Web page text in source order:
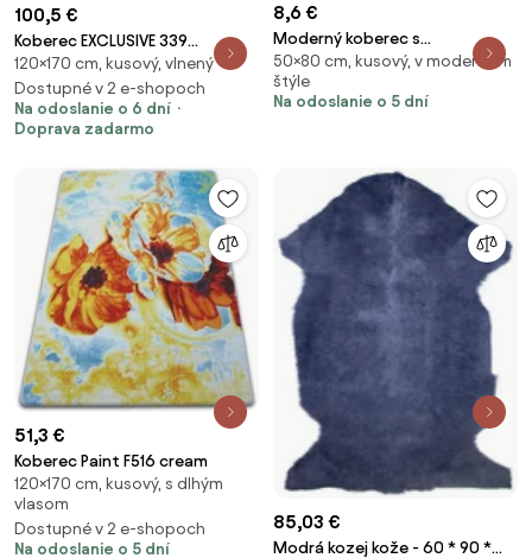
100,5 €
Koberec EXCLUSIVE 339
tmavomodrý
120×170 cm, kusový, vlnený
Dostupné v 2 e-shopoch
Na odoslanie o 6 dní
Doprava zadarmo
8,6 €
Moderný koberec s
geometrickým vzorom VELVET
LH024 – sivá a modrá Rozmer:
50x80 cm
50×80 cm, kusový, v modernom
štýle
Na odoslanie o 5 dní
51,3 €
Koberec Paint F516 cream
120×170 cm, kusový, s dlhým
vlasom
Dostupné v 2 e-shopoch
Na odoslanie o 5 dní
85,03 €
Modrá kozej kože - 60 * 90 *